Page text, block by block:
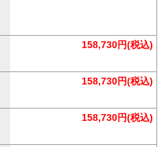
158,730円(税込)
158,730円(税込)
158,730円(税込)